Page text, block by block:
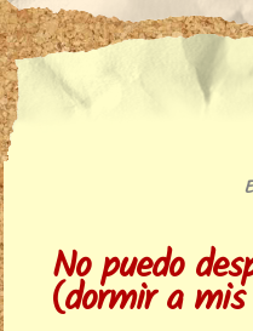
No puedo
(dormir a mis